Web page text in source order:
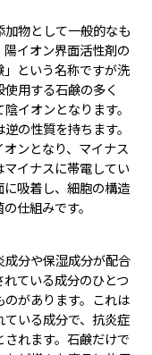
物として一般的なも
イオン界面活性剤の
という名称ですが洗
用する石鹸の多く
イオンとなります。
の性質を持ちます。
ンとなり、マイナス
イナスに帯電してい
吸着し、細胞の構造
仕組みです。
分や保湿成分が配合
ている成分のひとつ
があります。これは
いる成分で、抗炎症
れます。石鹸だけで